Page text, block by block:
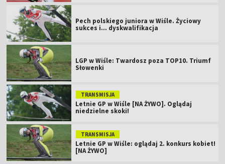
Pech polskiego juniora w Wiśle. Życiowy
sukces i... dyskwalifikacja
LGP w Wiśle: Twardosz poza TOP10. Triumf
Słowenki
TRANSMISJA
Letnie GP w Wiśle [NA ŻYWO]. Oglądaj
niedzielne skoki!
TRANSMISJA
Letnie GP w Wiśle: oglądaj 2. konkurs kobiet!
[NA ŻYWO]